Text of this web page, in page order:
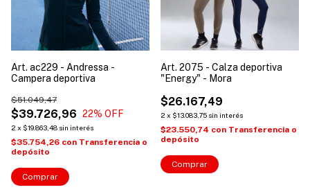
Art. ac229 - Andressa -
Campera deportiva
$39.726,96
$51.049,47
22% OFF
2 x $19.863,48 sin interés
$35.754,26 con Transferencia o
depósito
Comprar
Art. 2075 - Calza deportiva
"Energy" - Mora
$26.167,49
2 x $13.083,75 sin interés
$23.550,74 con Transferencia o
depósito
Comprar